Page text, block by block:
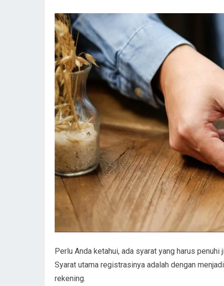
Perlu Anda ketahui, ada syarat yang harus
Syarat utama registrasinya adalah dengan
rekening.